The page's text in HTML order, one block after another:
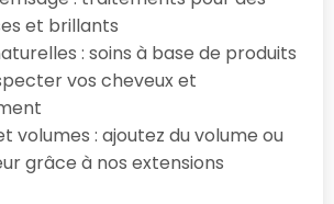
et brillants
: soins à base de produits
vos cheveux et
volumes : ajoutez du volume ou
grâce à nos extensions